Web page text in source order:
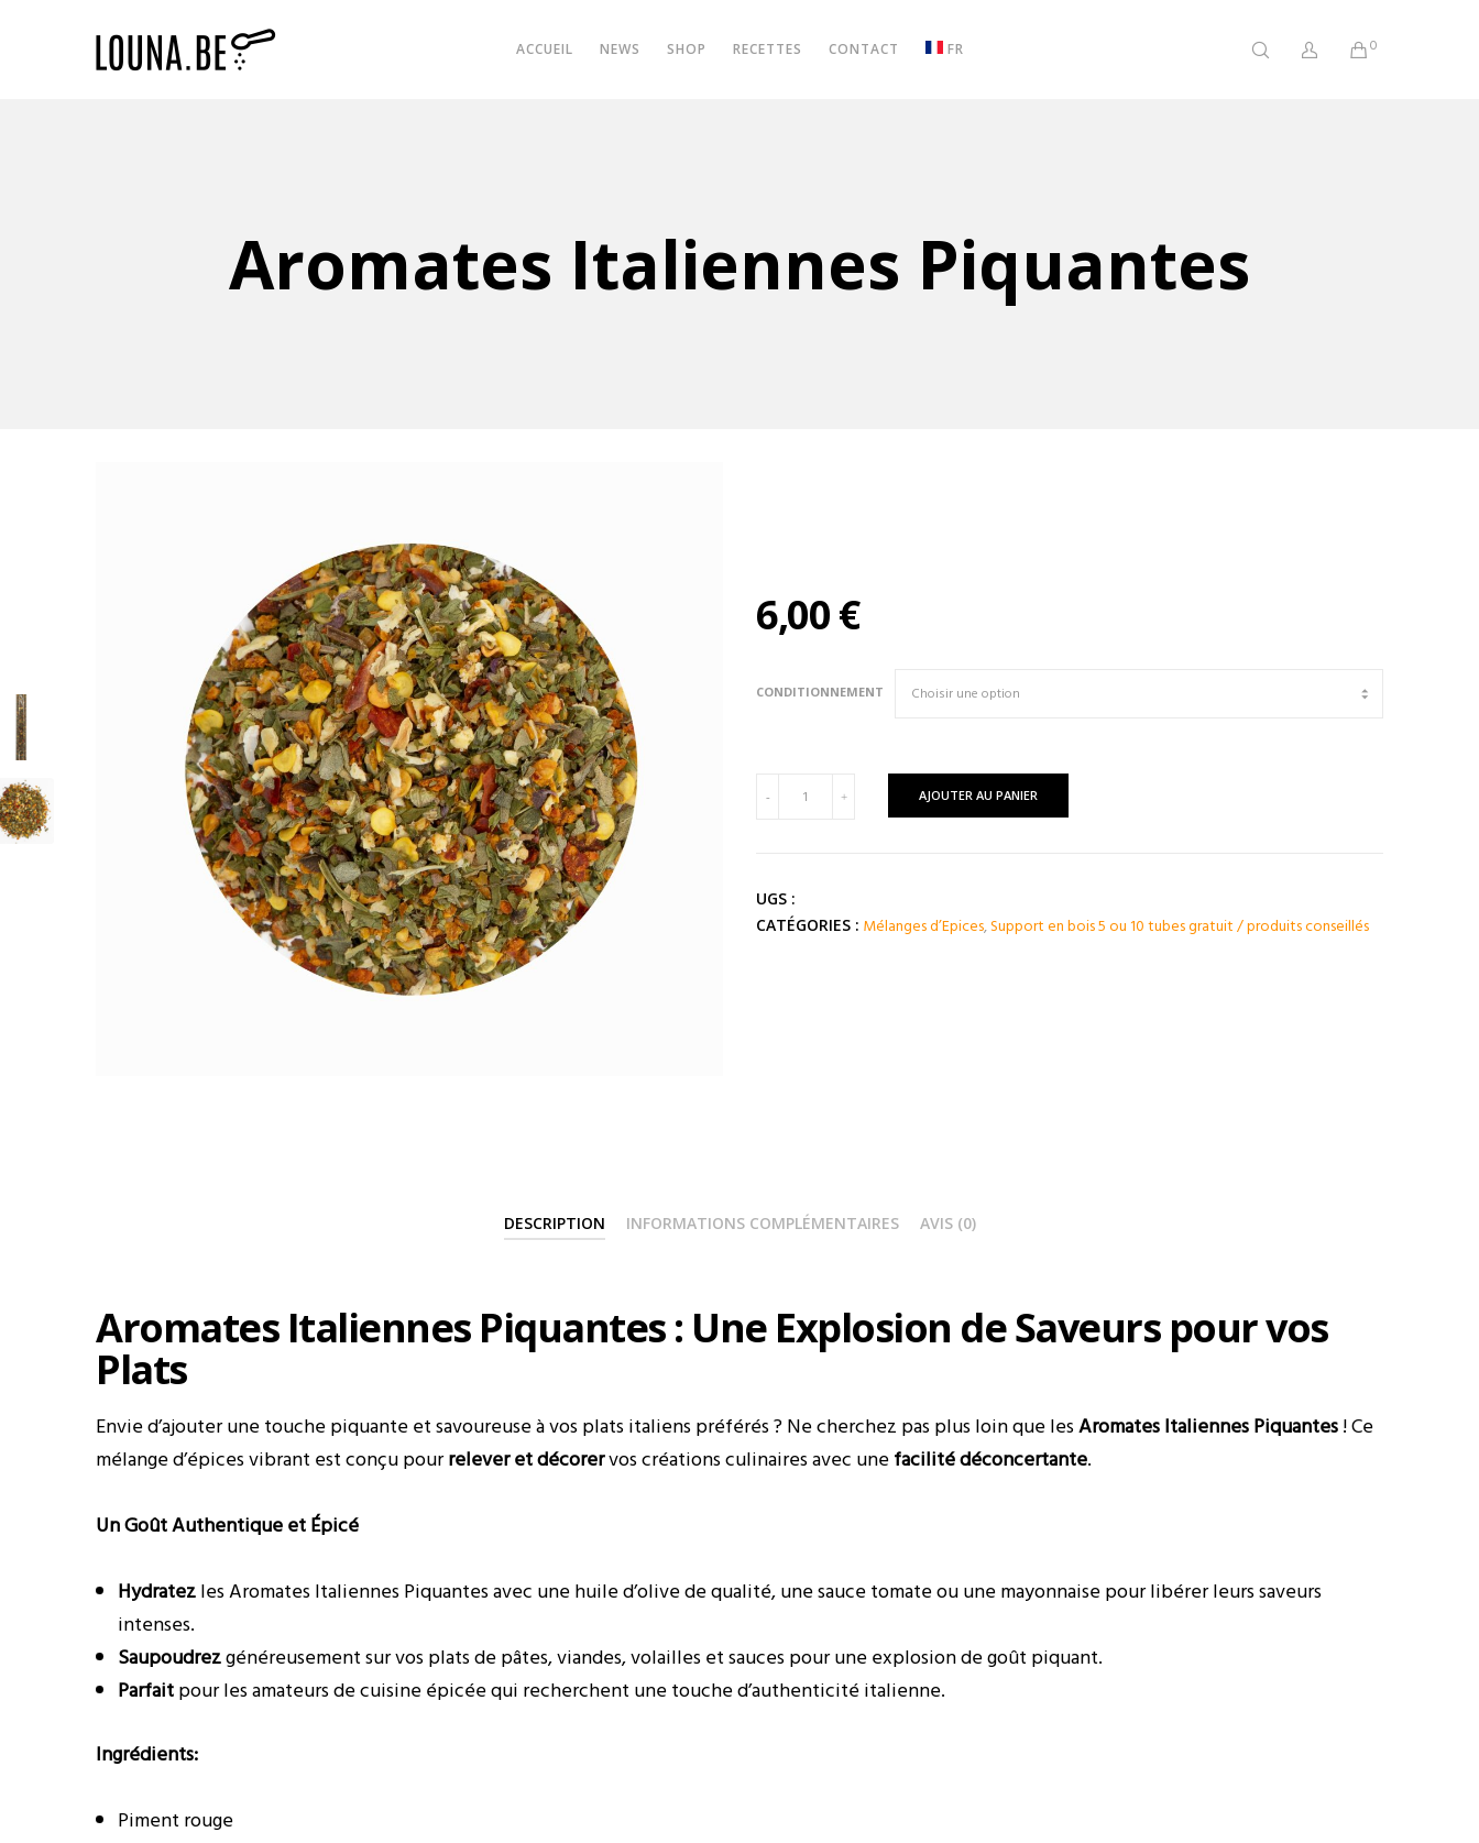
0
ACCUEIL NEWS SHOP RECETTES CONTACT FR
Aromates Italiennes Piquantes
6,00€
CONDITIONNEMENT
Piquantes
- + AJOUTER AU PANIER
UGS :
CATÉGORIES : Mélanges d’Epices,Support en bois 5 ou 10 tubes gratuit / produits conseillés
DESCRIPTION INFORMATIONS COMPLÉMENTAIRES AVIS (0)
Aromates Italiennes Piquantes : Une Explosion de Saveurs pour vos
Plats
Envie d’ajouter une touche piquante et savoureuse à vos plats italiens préférés ? Ne cherchez pas plus loin que lesAromates Italiennes Piquantes! Ce
mélange d’épices vibrant est conçu pourrelever et décorervos créations culinaires avec unefacilité déconcertante.
Un Goût Authentique et Épicé
Hydratezles Aromates Italiennes Piquantes avec une huile d’olive de qualité, une sauce tomate ou une mayonnaise pour libérer leurs saveurs
intenses.
Saupoudrezgénéreusement sur vos plats de pâtes, viandes, volailles et sauces pour une explosion de goût piquant.
Parfaitpour les amateurs de cuisine épicée qui recherchent une touche d’authenticité italienne.
Ingrédients:
Piment rouge